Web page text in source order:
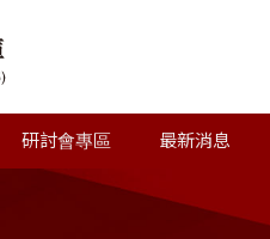
研討會專區 最新消息